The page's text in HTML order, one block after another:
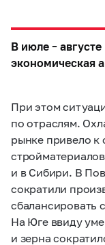
В июле –
экономическая
При этом
по отраслям.
рынке привело
и в Сибири. В
сократили
сбалансировать
На Юге ввиду
и зерна